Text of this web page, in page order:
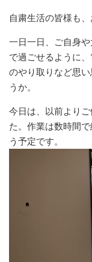
自粛生活の皆様も
一日一日、ご自身
で過ごせるように
のやり取りなど思
うか。
今日は、以前より
た。作業は数時間
う予定です。